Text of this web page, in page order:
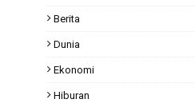
Berita
Dunia
Ekonomi
Hiburan